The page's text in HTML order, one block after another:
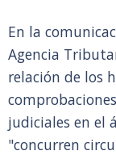
En la
Agencia
relación de los
judiciales en el
"concurren